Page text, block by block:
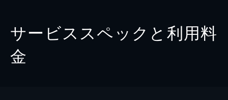
サービススペックと利用料
金